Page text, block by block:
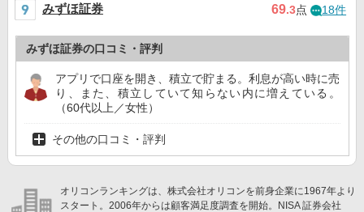
みずほ証券 69.3点 18件
みずほ証券の口コミ・評判
アプリで口座を開き、積立で貯まる。利息が高い時に売
り、また、積立していて知らない内に増えている。
（60代以上／女性）
その他の口コミ・評判
オリコンランキングは、株式会社オリコンを前身企業に1967年より
スタート。2006年からは顧客満足度調査を開始。NISA 証券会社